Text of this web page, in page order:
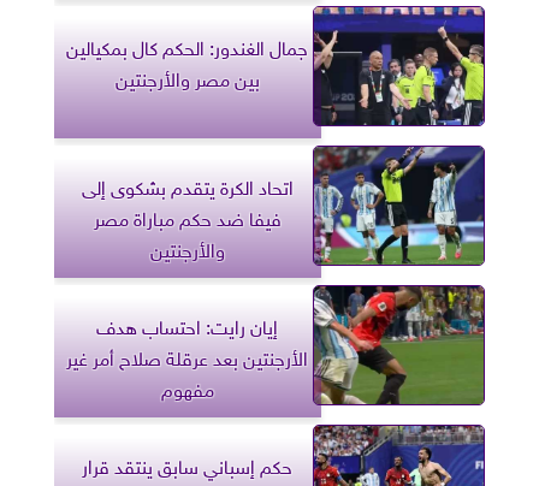
جمال الغندور: الحكم كال بمكيالين
بين مصر والأرجنتين
اتحاد الكرة يتقدم بشكوى إلى
فيفا ضد حكم مباراة مصر
والأرجنتين
إيان رايت: احتساب هدف
الأرجنتين بعد عرقلة صلاح أمر غير
مفهوم
حكم إسباني سابق ينتقد قرار